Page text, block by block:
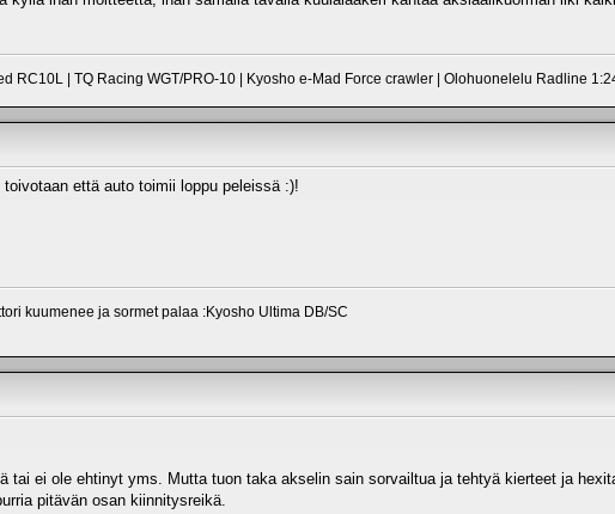
RC10L | TQ Racing WGT/PRO-10 | Kyosho e-Mad Force crawler | Olohuonelelu Radline
että auto toimii loppu peleissä :)!
kuumenee ja sormet palaa :Kyosho Ultima DB/SC
tai ei ole ehtinyt yms. Mutta tuon taka akselin sain sorvailtua ja tehtyä kierteet ja
pitävän osan kiinnitysreikä.